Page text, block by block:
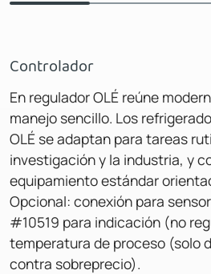
Controlador
En regulador OLÉ reúne
manejo sencillo. Los
OLÉ se adaptan para tareas
investigación y la industria, y
equipamiento estándar
Opcional: conexión para
#10519 para indicación (no
temperatura de proceso (solo
contra sobreprecio).